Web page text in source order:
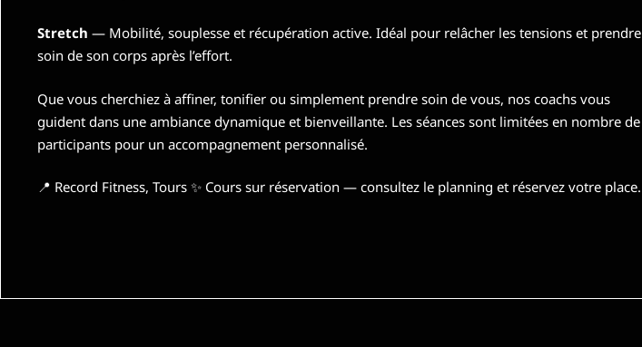
Stretch — Mobilité, souplesse et récupération active. Idéal pour relâcher les tensions et prendre
soin de son corps après l’effort.
Que vous cherchiez à affiner, tonifier ou simplement prendre soin de vous, nos coachs vous
guident dans une ambiance dynamique et bienveillante. Les séances sont limitées en nombre de
participants pour un accompagnement personnalisé.
📍 Record Fitness, Tours ✨ Cours sur réservation — consultez le planning et réservez votre place.